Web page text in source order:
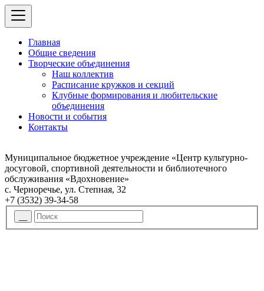
Главная
Общие сведения
Творческие объединения
Наш коллектив
Расписание кружков и секций
Клубные формирования и любительские
объединения
Новости и события
Контакты
Муниципальное бюджетное учреждение «Центр культурно-
досуговой, спортивной деятельности и библиотечного
обслуживания «Вдохновение»
с. Черноречье, ул. Степная, 32
+7 (3532) 39-34-58